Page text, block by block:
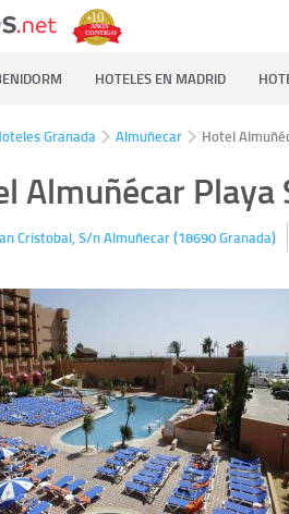
HOTELES EN MADRID
Granada Almuñecar Hotel
Almuñécar Playa
Cristobal, S/nAlmuñecar(18690Granada)